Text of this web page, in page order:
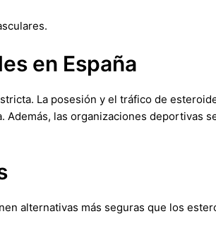
en España
La posesión y el tráfico de
las organizaciones deportivas
alternativas más seguras que los